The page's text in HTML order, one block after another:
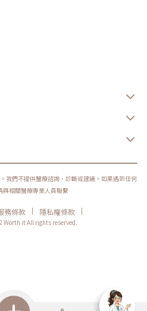
我們不提供醫療諮詢、診斷或建議。如果遇到任何
與相關醫療專業人員聯繫
務條款 | 隱私權條款
|
Worth it All rights reserved.